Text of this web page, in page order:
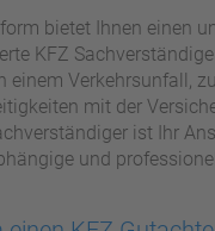
bietet Ihnen einen
KFZ
einem Verkehrsunfall,
mit der
ist Ihr
und